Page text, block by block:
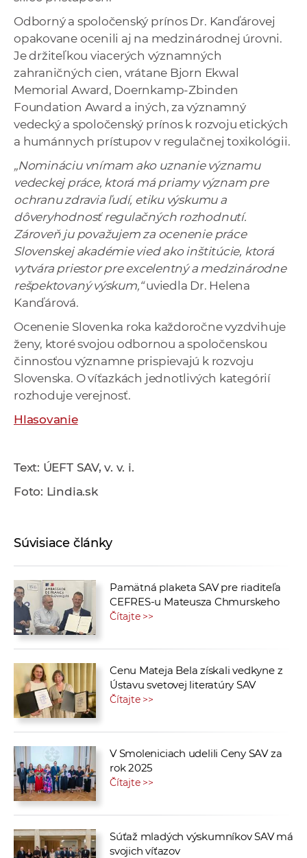
Odborný a spoločenský prínos Dr. Kanďárovej
opakovane ocenili aj na medzinárodnej úrovni.
Je držiteľkou viacerých významných
zahraničných cien, vrátane Bjorn Ekwal
Memorial Award, Doernkamp-Zbinden
Foundation Award a iných, za významný
vedecký a spoločenský prínos k rozvoju etických
a humánnych prístupov v regulačnej toxikológii.
„Nomináciu vnímam ako uznanie významu
vedeckej práce, ktorá má priamy význam pre
ochranu zdravia ľudí, etiku výskumu a
dôveryhodnosť regulačných rozhodnutí.
Zároveň ju považujem za ocenenie práce
Slovenskej akadémie vied ako inštitúcie, ktorá
vytvára priestor pre excelentný a medzinárodne
rešpektovaný výskum,“uviedla Dr. Helena
Kanďárová.
Ocenenie Slovenka roka každoročne vyzdvihuje
ženy, ktoré svojou odbornou a spoločenskou
činnosťou významne prispievajú k rozvoju
Slovenska. O víťazkách jednotlivých kategórií
rozhoduje verejnosť.
Hlasovanie
Text: ÚEFT SAV, v. v. i.
Foto: Lindia.sk
Súvisiace články
Pamätná plaketa SAV pre riaditeľa
CEFRES-u Mateusza Chmurskeho
Čítajte >>
Cenu Mateja Bela získali vedkyne z
Ústavu svetovej literatúry SAV
Čítajte >>
V Smoleniciach udelili Ceny SAV za
rok 2025
Čítajte >>
Súťaž mladých výskumníkov SAV má
svojich víťazov